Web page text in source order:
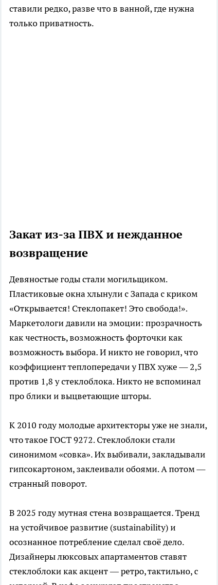
ставили редко, разве что в ванной, где нужна
только приватность.
Закат из-за ПВХ и нежданное
возвращение
Девяностые годы стали могильщиком.
Пластиковые окна хлынули с Запада с криком
«Открывается! Стеклопакет! Это свобода!».
Маркетологи давили на эмоции: прозрачность
как честность, возможность форточки как
возможность выбора. И никто не говорил, что
коэффициент теплопередачи у ПВХ хуже — 2,5
против 1,8 у стеклоблока. Никто не вспоминал
про блики и выцветающие шторы.
К 2010 году молодые архитекторы уже не знали,
что такое ГОСТ 9272. Стеклоблоки стали
синонимом «совка». Их выбивали, закладывали
гипсокартоном, заклеивали обоями. А потом —
странный поворот.
В 2025 году мутная стена возвращается. Тренд
на устойчивое развитие (sustainability) и
осознанное потребление сделал своё дело.
Дизайнеры люксовых апартаментов ставят
стеклоблоки как акцент — ретро, тактильно, с